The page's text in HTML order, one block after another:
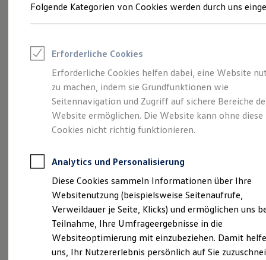
Junge Gebrauchtwagen und Gebrauchtwagen
Saisonangebote
Leasing
Leasing-Angebote
Gebrauchtwagen Leasing
Junge Gebrauchtwagen-Leasing
Elektroauto Leasing
Kleinwagen-Leasing
Leasing ohne Anzahlung
Autokredit mit Schlussrate
Versicherungen und Garantien
Kfz-Versicherung
Restschuldversicherungen
Garantien
Wartungsverträge
Geschäftskunden
Professional Class bei Volkswagen
Großkunden
Behörden
Mehr Raum für alle(s).
Der Tayron.
Folgende Kategorien von Cookies werden durch uns
Erforderliche Cookies
Erforderliche Cookies helfen dabei, eine Website
zu machen, indem sie Grundfunktionen wie
Seitennavigation und Zugriff auf sichere Bereiche
Website ermöglichen. Die Website kann ohne diese
Cookies nicht richtig funktionieren.
Analytics und Personalisierung
Diese Cookies sammeln Informationen über Ihre
Websitenutzung (beispielsweise Seitenaufrufe,
Verweildauer je Seite, Klicks) und ermöglichen uns
Teilnahme, Ihre Umfrageergebnisse in die
Websiteoptimierung mit einzubeziehen. Damit
uns, Ihr Nutzererlebnis persönlich auf Sie